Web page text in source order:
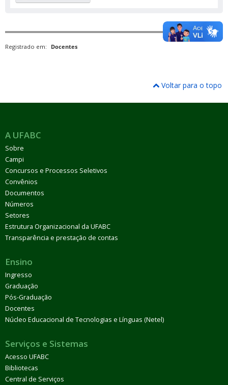
Registrado em: Docentes
Voltar para o topo
A UFABC
Sobre
Campi
Concursos e Processos Seletivos
Convênios
Documentos
Números
Setores
Estrutura Organizacional da UFABC
Transparência e prestação de contas
Ensino
Ingresso
Graduação
Pós-Graduação
Docentes
Núcleo Educacional de Tecnologias e Línguas (Netel)
Serviços e Sistemas
Acesso UFABC
Bibliotecas
Central de Serviços